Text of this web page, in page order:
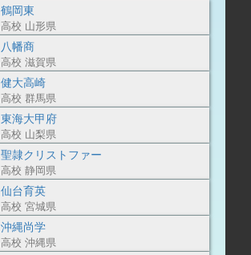
鶴岡東
高校 山形県
八幡商
高校 滋賀県
健大高崎
高校 群馬県
東海大甲府
高校 山梨県
聖隷クリストファー
高校 静岡県
仙台育英
高校 宮城県
沖縄尚学
高校 沖縄県